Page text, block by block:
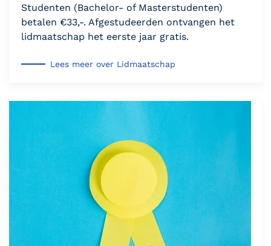
Studenten (Bachelor- of Masterstudenten)
betalen €33,-. Afgestudeerden ontvangen het
lidmaatschap het eerste jaar gratis.
Lees meer over Lidmaatschap